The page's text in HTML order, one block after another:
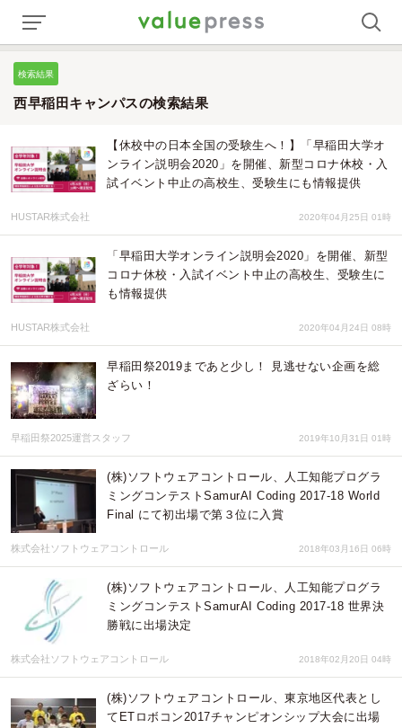
検索結果
西早稲田キャンパスの検索結果
【休校中の日本全国の受験生へ！】「早稲田大学オ
ンライン説明会2020」を開催、新型コロナ休校・入
試イベント中止の高校生、受験生にも情報提供
HUSTAR株式会社 2020年04月25日 01時
「早稲田大学オンライン説明会2020」を開催、新型
コロナ休校・入試イベント中止の高校生、受験生に
も情報提供
HUSTAR株式会社 2020年04月24日 08時
早稲田祭2019まであと少し！ 見逃せない企画を総
ざらい！
早稲田祭2025運営スタッフ 2019年10月31日 01時
(株)ソフトウェアコントロール、人工知能プログラ
ミングコンテストSamurAI Coding 2017-18 World
Final にて初出場で第３位に入賞
株式会社ソフトウェアコントロール 2018年03月16日 06時
(株)ソフトウェアコントロール、人工知能プログラ
ミングコンテストSamurAI Coding 2017-18 世界決
勝戦に出場決定
株式会社ソフトウェアコントロール 2018年02月20日 04時
(株)ソフトウェアコントロール、東京地区代表とし
てETロボコン2017チャンピオンシップ大会に出場